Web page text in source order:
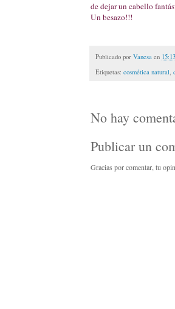
de dejar un cabello
Un besazo!!!
Publicado por Vanesa en 15:13
Etiquetas: cosmética natural,
No hay
Publicar un
Gracias por comentar, tu